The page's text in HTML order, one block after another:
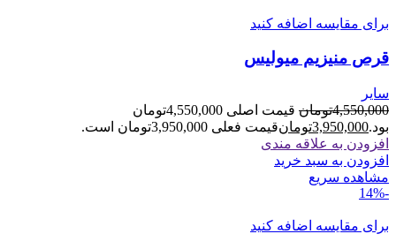
برای مقایسه اضافه کنید
قرص منیزیم میولیس
سایر
4,550,000تومان
قیمت اصلی 4,550,000تومان
بود.3,950,000تومانقیمت فعلی 3,950,000تومان است.
افزودن به علاقه مندی
افزودن به سبد خرید
مشاهده سریع
-14%
برای مقایسه اضافه کنید